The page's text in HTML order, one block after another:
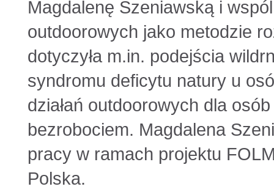
Magdalenę Szeniawską i
outdoorowych jako metodzie
dotyczyła m.in. podejścia
syndromu deficytu natury u
działań outdoorowych dla
bezrobociem. Magdalena
pracy w ramach projektu
Polska.